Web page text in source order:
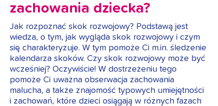
zachowania dziecka?
Jak rozpoznać skok rozwojowy? Podstawą jest
wiedza, o tym, jak wygląda skok rozwojowy i czym
się charakteryzuje. W tym pomoże Ci m.in. śledzenie
kalendarza skoków. Czy skok rozwojowy może być
wcześniej? Oczywiście! W dostrzeżeniu tego
pomoże Ci uważna obserwacja zachowania
malucha, a także znajomość typowych umiejętności
i zachowań, które dzieci osiągają w różnych fazach